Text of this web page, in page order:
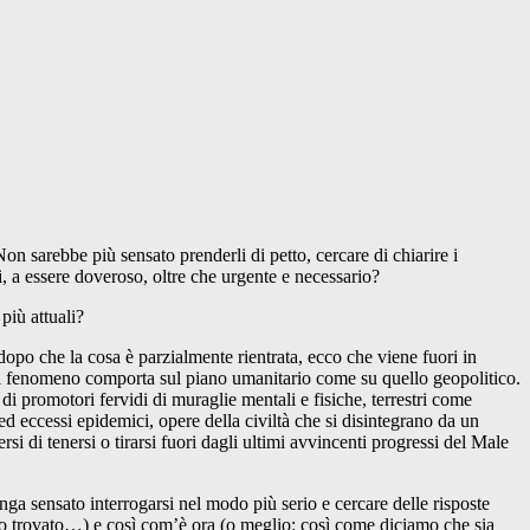
sarebbe più sensato prenderli di petto, cercare di chiarire i
essere doveroso, oltre che urgente e necessario?
attuali?
che la cosa è parzialmente rientrata, ecco che viene fuori in
comporta sul piano umanitario come su quello geopolitico.
promotori fervidi di muraglie mentali e fisiche, terrestri come
eccessi epidemici, opere della civiltà che si disintegrano da un
di tenersi o tirarsi fuori dagli ultimi avvincenti progressi del Male
sensato interrogarsi nel modo più serio e cercare delle risposte
e così com’è ora (o meglio: così come diciamo che sia